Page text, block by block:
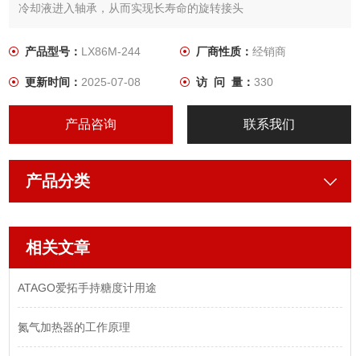
冷却液进入轴承，从而实现长寿命的旋转接头
产品型号： LX86M-244 厂商性质： 经销商
更新时间：2025-07-08 访 问 量： 330
产品咨询 联系我们
产品分类
相关文章
ATAGO爱拓手持糖度计用途
氮气加热器的工作原理